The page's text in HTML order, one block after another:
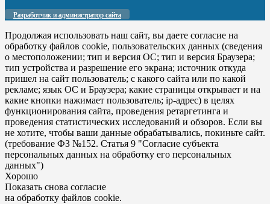
Разработчик и администратор сайта
Продолжая использовать наш сайт, вы даете согласие на
обработку файлов cookie, пользовательских данных (сведения
о местоположении; тип и версия ОС; тип и версия Браузера;
тип устройства и разрешение его экрана; источник откуда
пришел на сайт пользователь; с какого сайта или по какой
рекламе; язык ОС и Браузера; какие страницы открывает и на
какие кнопки нажимает пользователь; ip-адрес) в целях
функционирования сайта, проведения ретаргетинга и
проведения статистических исследований и обзоров. Если вы
не хотите, чтобы ваши данные обрабатывались, покиньте сайт.
(требование ФЗ №152. Статья 9 "Согласие субъекта
персональных данных на обработку его персональных
данных")
Хорошо
Показать снова согласие
на обработку файлов cookie.